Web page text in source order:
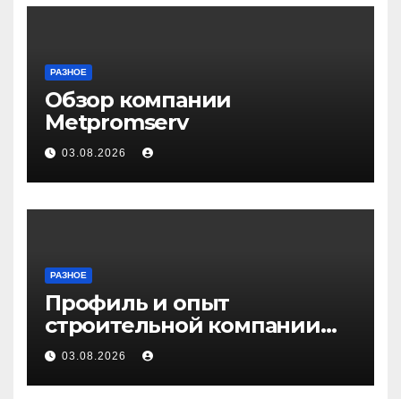
РАЗНОЕ
Обзор компании
Metpromserv
03.08.2026
РАЗНОЕ
Профиль и опыт
строительной компании
Медичи
03.08.2026